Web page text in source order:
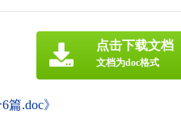
篇.doc》
点击下载文档
文档为doc格式